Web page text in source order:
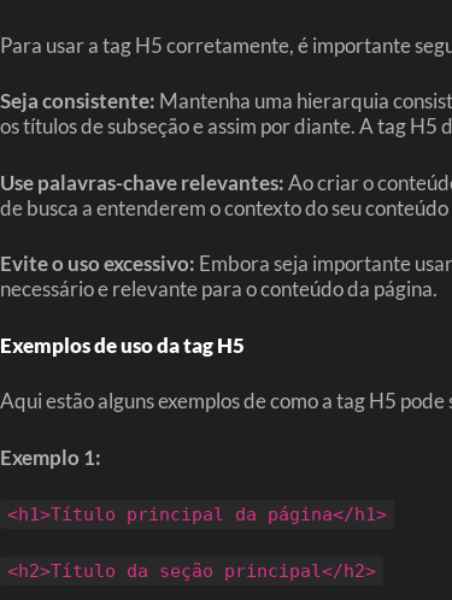
Para usar a tag H5 corretamente, é importante
Seja consistente: Mantenha uma hierarquia
os títulos de subseção e assim por diante. A tag
Use palavras-chave relevantes:Ao criar o
de busca a entenderem o contexto do seu
Evite o uso excessivo: Embora seja importante
necessário e relevante para o conteúdo da página.
Exemplos de uso da tag H5
Aqui estão alguns exemplos de como a tag H5
Exemplo 1:
<h1>Título principal da página</h1>
<h2>Título da seção principal</h2>